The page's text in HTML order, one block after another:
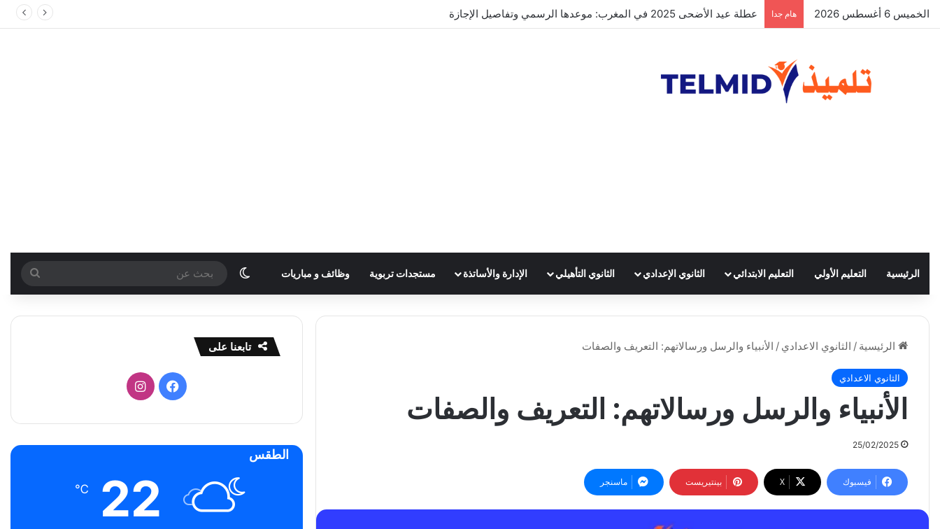
الخميس 6 أغسطس 2026 هام جدا الحركة الانتقالية الوطنية لهيئة التدريس 2025
الرئيسية التعليم الأولي التعليم الابتدائي الثانوي الإعدادي الثانوي التأهيلي الإدارة والأساتذة مستجدات تربوية وظائف و مباريات الوضع المظلم
بحث
عن
الرئيسية / الثانوي الاعدادي / الأنبياء والرسل ورسالاتهم: التعريف والصفات
الثانوي الاعدادي
الأنبياء والرسل ورسالاتهم: التعريف والصفات
25/02/2025
فيسبوك ‫X بينتيريست ماسنجر
تابعنا على
فيسبوكانستقرام
الطقس
22
℃